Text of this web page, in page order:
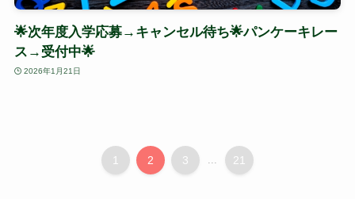
🌟次年度入学応募→キャンセル待ち🌟パンケーキレー
ス→受付中🌟
2026年1月21日
1 2 3 21